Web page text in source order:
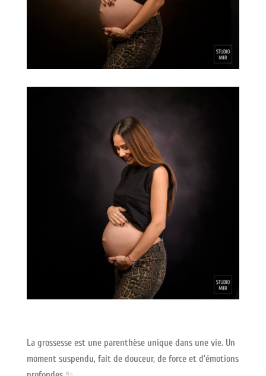
La grossesse est une parenthèse unique dans une vie. Un
moment suspendu, fait de douceur, de force et d’émotions